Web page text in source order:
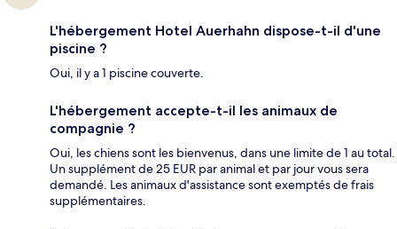
L'hébergement Hotel Auerhahn dispose-t-il d'une
piscine ?
Oui, il y a 1 piscine couverte.
L'hébergement accepte-t-il les animaux de
compagnie ?
Oui, les chiens sont les bienvenus, dans une limite de 1 au total.
Un supplément de 25 EUR par animal et par jour vous sera
demandé. Les animaux d'assistance sont exemptés de frais
supplémentaires.